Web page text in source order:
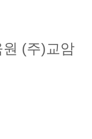
(주)교암